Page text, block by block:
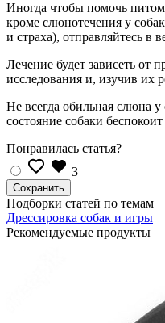
Иногда чтобы помочь
кроме слюнотечения у
и страха), отправляйтесь в
Лечение будет зависеть от
исследования и, изучив их
Не всегда обильная слюна
состояние собаки
Понравилась статья?
3
Подборки статей по темам
Дрессировка собак и игры
Рекомендуемые продукты